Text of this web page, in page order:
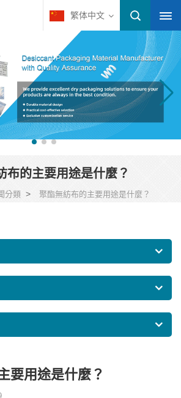
繁体中文
布的主要用途是什麼？
分類> 聚酯無紡布的主要用途是什麼？
要用途是什麼？